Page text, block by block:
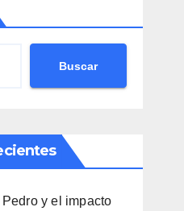
Buscar
Pedro y el impacto